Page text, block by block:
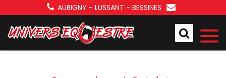
AUBIGNY - LUSSANT - BESSINES
Panneau de gestion des cookies